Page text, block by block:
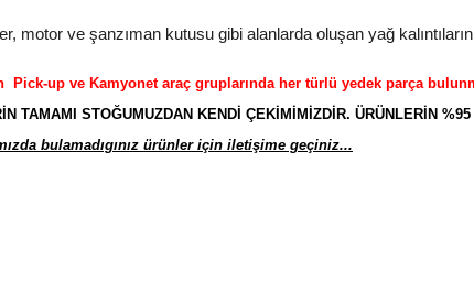
motor ve şanzıman kutusu gibi alanlarda oluşan yağ
up ve Kamyonet araç gruplarında her türlü yedek parça
TAMAMI STOĞUMUZDAN KENDİ ÇEKİMİMİZDİR. ÜRÜNLERİN
bulamadıgınız ürünler için iletişime geçiniz...